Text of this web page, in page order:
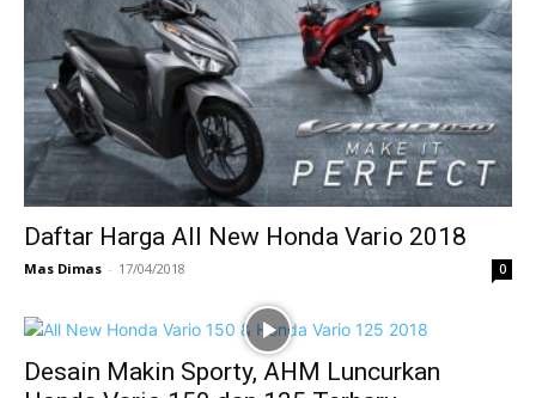
Daftar Harga All New Honda Vario 2018
Mas Dimas - 17/04/2018 0
Desain Makin Sporty, AHM Luncurkan